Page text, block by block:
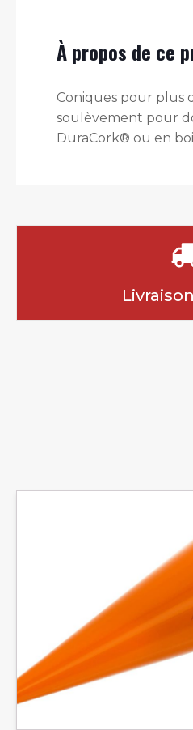
À propos de ce
Coniques pour plus
soulèvement pour
DuraCork® ou en